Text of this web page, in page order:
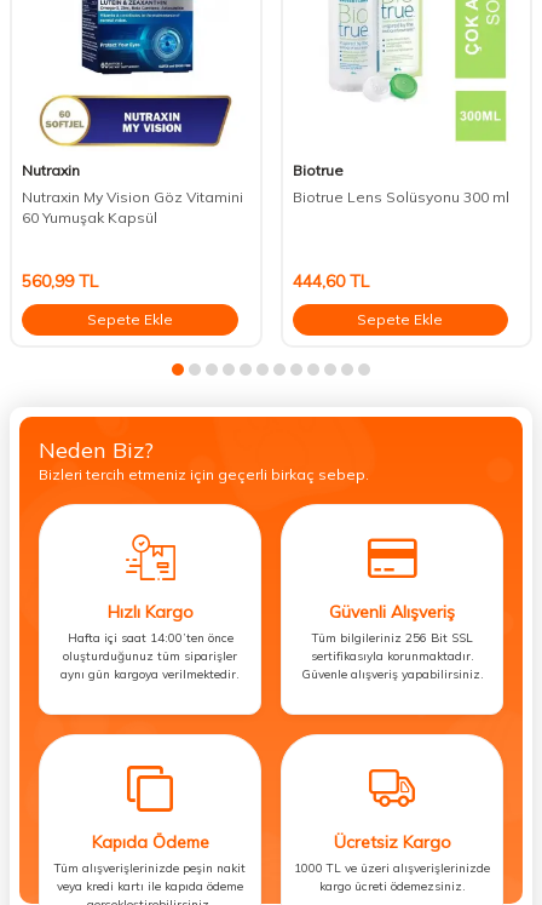
Nutraxin
Nutraxin My Vision Göz Vitamini
60 Yumuşak Kapsül
560,99TL
Sepete Ekle
Biotrue
Biotrue Lens Solüsyonu 300 ml
444,60TL
Sepete Ekle
Neden Biz?
Bizleri tercih etmeniz için geçerli birkaç sebep.
Hızlı Kargo
Hafta içi saat 14:00’ten önce
oluşturduğunuz tüm siparişler
aynı gün kargoya verilmektedir.
Güvenli Alışveriş
Tüm bilgileriniz 256 Bit SSL
sertifikasıyla korunmaktadır.
Güvenle alışveriş yapabilirsiniz.
Kapıda Ödeme
Tüm alışverişlerinizde peşin nakit
veya kredi kartı ile kapıda ödeme
Ücretsiz Kargo
1000 TL ve üzeri alışverişlerinizde
kargo ücreti ödemezsiniz.